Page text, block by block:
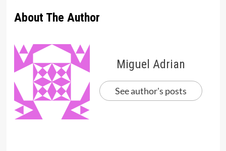
About The Author
Miguel Adrian
See author's posts